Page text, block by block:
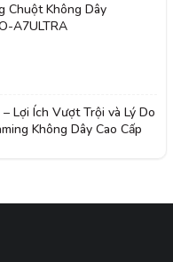
Chuột Không Dây
A7ULTRA
Lợi Ích Vượt Trội và Lý Do
Không Dây Cao Cấp